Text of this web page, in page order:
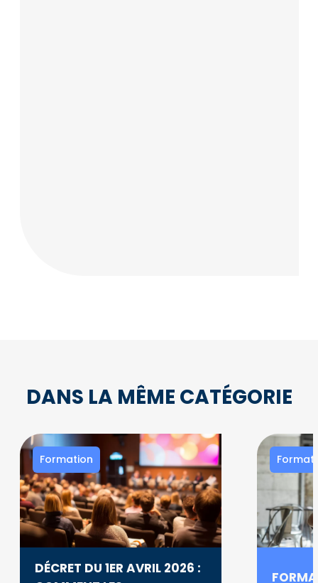
DANS LA MÊME CATÉGORIE
Formation
DÉCRET DU 1ER AVRIL 2026 :